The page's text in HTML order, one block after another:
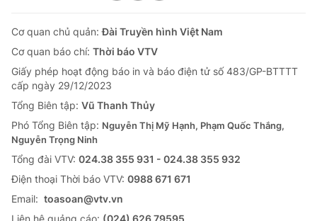
Cơ quan chủ quản:Đài Truyền hình Việt Nam
Cơ quan báo chí: Thời báo VTV
Giấy phép hoạt động báo in và báo điện tử số 483/GP-BTTTT
cấp ngày 29/12/2023
Tổng Biên tập: Vũ Thanh Thủy
Phó Tổng Biên tập: Nguyễn Thị Mỹ Hạnh, Phạm Quốc Thắng,
Nguyễn Trọng Ninh
Tổng đài VTV: 024.38 355 931 - 024.38 355 932
Ðiện thoại Thời báo VTV: 0988 671 671
Email: toasoan@vtv.vn
Liên hệ quảng cáo: (024) 626 79595